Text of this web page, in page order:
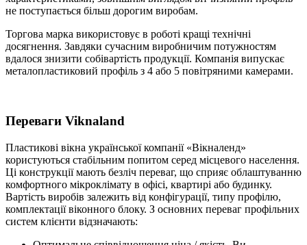
не поступається більш дорогим виробам.
Торгова марка використовує в роботі кращі технічні
досягнення. Завдяки сучасним виробничим потужностям
вдалося знизити собівартість продукції. Компанія випускає
металопластиковий профіль з 4 або 5 повітряними камерами.
Переваги Viknaland
Пластикові вікна української компанії «Вікналенд»
користуються стабільним попитом серед місцевого населення.
Ці конструкції мають безліч переваг, що сприяє облаштуванню
комфортного мікроклімату в офісі, квартирі або будинку.
Вартість виробів залежить від конфігурації, типу профілю,
комплектації віконного блоку. З основних переваг профільних
систем клієнти відзначають: